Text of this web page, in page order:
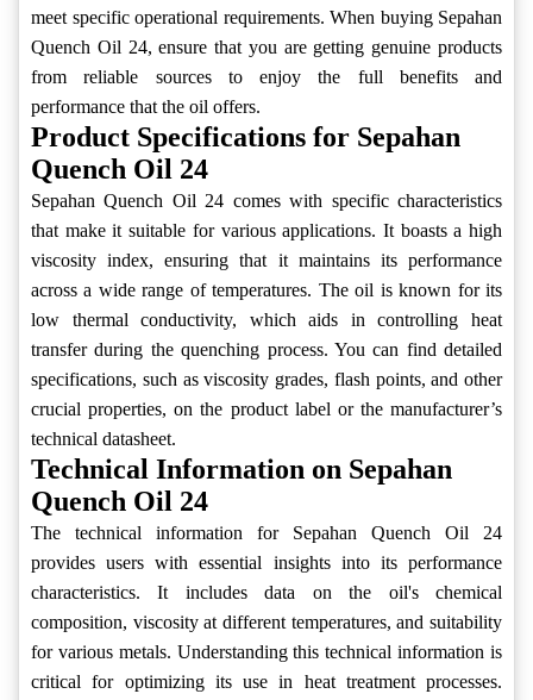
meet specific operational requirements. When buying Sepahan
Quench Oil 24, ensure that you are getting genuine products
from reliable sources to enjoy the full benefits and
performance that the oil offers.
Product Specifications for Sepahan
Quench Oil 24
Sepahan Quench Oil 24 comes with specific characteristics
that make it suitable for various applications. It boasts a high
viscosity index, ensuring that it maintains its performance
across a wide range of temperatures. The oil is known for its
low thermal conductivity, which aids in controlling heat
transfer during the quenching process. You can find detailed
specifications, such as viscosity grades, flash points, and other
crucial properties, on the product label or the manufacturer’s
technical datasheet.
Technical Information on Sepahan
Quench Oil 24
The technical information for Sepahan Quench Oil 24
provides users with essential insights into its performance
characteristics. It includes data on the oil's chemical
composition, viscosity at different temperatures, and suitability
for various metals. Understanding this technical information is
critical for optimizing its use in heat treatment processes.